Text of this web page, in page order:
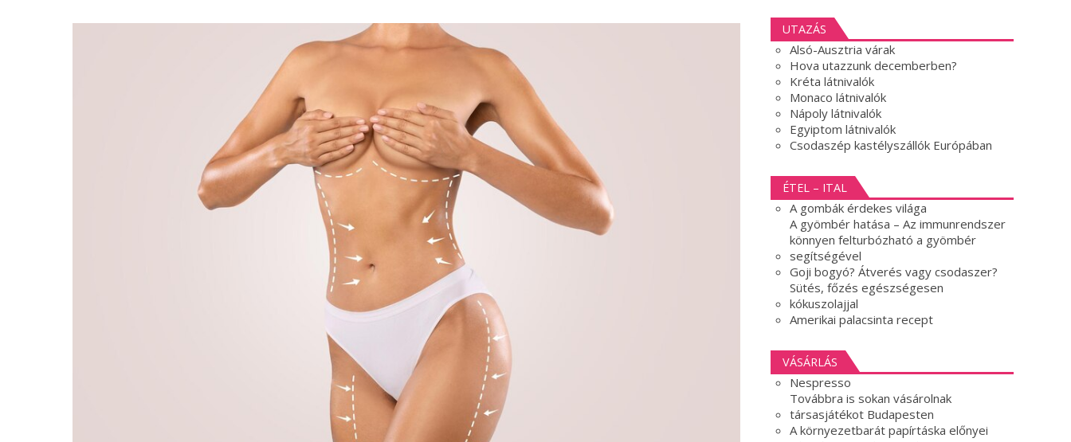
UTAZÁS
Alsó-Ausztria várak
Hova utazzunk decemberben?
Kréta látnivalók
Monaco látnivalók
Nápoly látnivalók
Egyiptom látnivalók
Csodaszép kastélyszállók Európában
ÉTEL – ITAL
A gombák érdekes világa
A gyömbér hatása – Az immunrendszer
könnyen felturbózható a gyömbér
segítségével
Goji bogyó? Átverés vagy csodaszer?
Sütés, főzés egészségesen
kókuszolajjal
Amerikai palacsinta recept
VÁSÁRLÁS
Nespresso
Továbbra is sokan vásárolnak
társasjátékot Budapesten
A környezetbarát papírtáska előnyei